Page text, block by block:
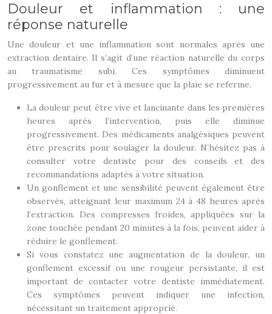
Douleur et inflammation : une
réponse naturelle
Une douleur et une inflammation sont normales après une
extraction dentaire. Il s’agit d’une réaction naturelle du corps
au traumatisme subi. Ces symptômes diminuent
progressivement au fur et à mesure que la plaie se referme.
La douleur peut être vive et lancinante dans les premières
heures après l’intervention, puis elle diminue
progressivement. Des médicaments analgésiques peuvent
être prescrits pour soulager la douleur. N’hésitez pas à
consulter votre dentiste pour des conseils et des
recommandations adaptés à votre situation.
Un gonflement et une sensibilité peuvent également être
observés, atteignant leur maximum 24 à 48 heures après
l’extraction. Des compresses froides, appliquées sur la
zone touchée pendant 20 minutes à la fois, peuvent aider à
réduire le gonflement.
Si vous constatez une augmentation de la douleur, un
gonflement excessif ou une rougeur persistante, il est
important de contacter votre dentiste immédiatement.
Ces symptômes peuvent indiquer une infection,
nécessitant un traitement approprié.